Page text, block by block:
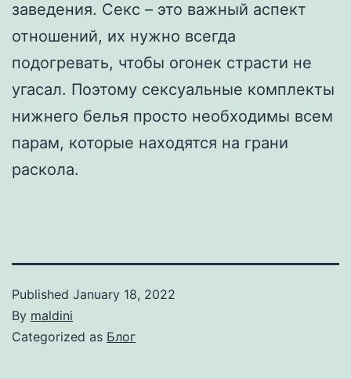
заведения. Секс – это важный аспект
отношений, их нужно всегда
подогревать, чтобы огонек страсти не
угасал. Поэтому сексуальные комплекты
нижнего белья просто необходимы всем
парам, которые находятся на грани
раскола.
Published January 18, 2022
By maldini
Categorized as Блог